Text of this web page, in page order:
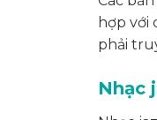
hợp với
phải
Nhạc